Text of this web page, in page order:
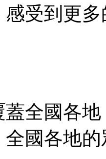
受到更
蓋全國各
全國各地